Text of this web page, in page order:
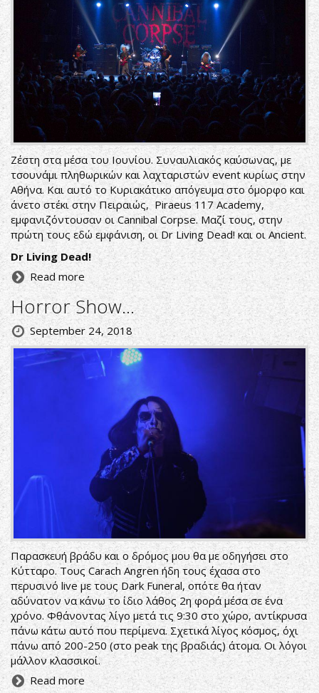
Ζέστη στα μέσα του Ιουνίου. Συναυλιακός καύσωνας, με
τσουνάμι πληθωρικών και λαχταριστών event κυρίως στην
Αθήνα. Και αυτό το Κυριακάτικο απόγευμα στο όμορφο και
άνετο στέκι στην Πειραιώς, Piraeus 117 Academy,
εμφανιζόντουσαν οι Cannibal Corpse. Μαζί τους, στην
πρώτη τους εδώ εμφάνιση, οι Dr Living Dead! και οι Ancient.
Dr Living Dead!
Read more
Horror Show...
September 24, 2018
Παρασκευή βράδυ και ο δρόμος μου θα με οδηγήσει στο
Κύτταρο. Τους Carach Angren ήδη τους έχασα στο
περυσινό live με τους Dark Funeral, οπότε θα ήταν
αδύνατον να κάνω το ίδιο λάθος 2η φορά μέσα σε ένα
χρόνο. Φθάνοντας λίγο μετά τις 9:30 στο χώρο, αντίκρυσα
πάνω κάτω αυτό που περίμενα. Σχετικά λίγος κόσμος, όχι
πάνω από 200-250 (στο peak της βραδιάς) άτομα. Οι λόγοι
μάλλον κλασσικοί.
Read more